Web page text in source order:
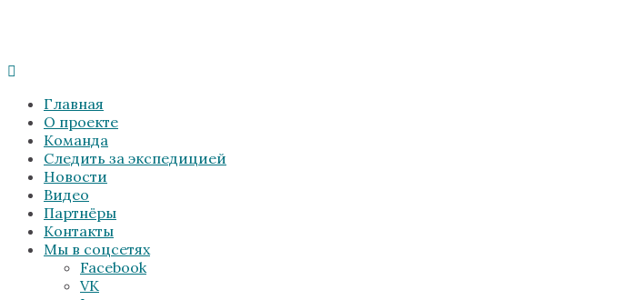
Главная
О проекте
Команда
Следить за экспедицией
Новости
Видео
Партнёры
Контакты
Мы в соцсетях
Facebook
VK